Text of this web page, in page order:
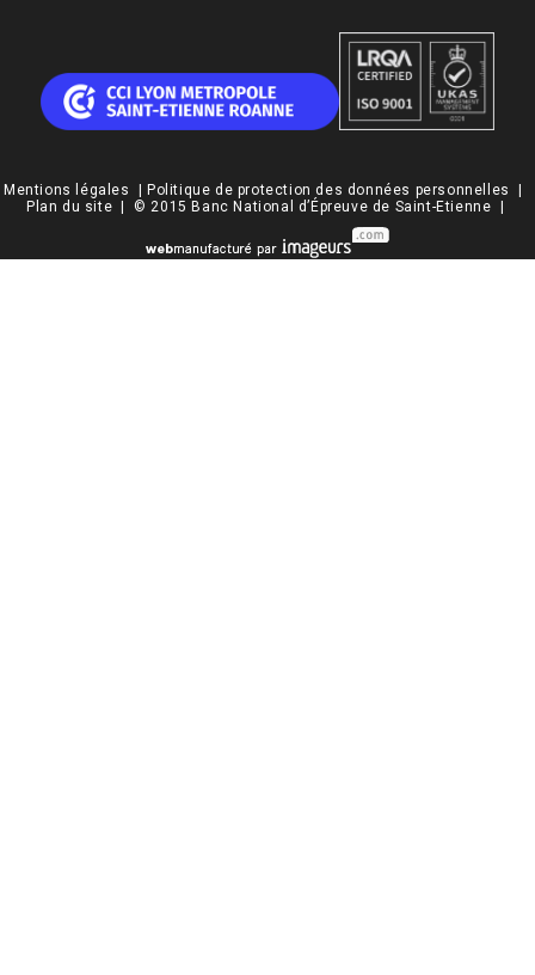
Mentions légales Politique de protection des données personnelles
Plan du site | © 2015 Banc National d’Épreuve de Saint-Etienne |